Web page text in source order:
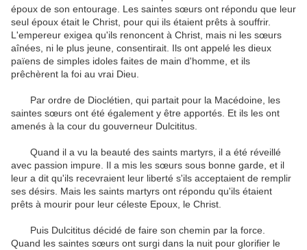
époux de son entourage Les saintes sœurs ont répondu que leur
seul époux était le Christ pour qui ils étaient prêts à souffrir.
L'empereur exigea qu'ils renoncent à Christ mais ni les sœurs
aînées , ni le plus jeune consentirait Ils ont appelé les dieux
païens de simples idoles faites de main d'homme et ils
prêchèrent la foi au vrai Dieu
Par ordre de Dioclétien qui partait pour la Macédoine les
saintes sœurs ont été également y être apportés Et ils les ont
amenés à la cour du gouverneur Dulcititus
Quand il a vu la beauté des saints martyrs il a été réveillé
avec passion impure Il a mis les sœurs sous bonne garde et il
leur a dit qu'ils recevraient leur liberté s'ils acceptaient de remplir
ses désirs Mais les saints martyrs ont répondu qu'ils étaient
prêts à mourir pour leur céleste Epoux , le Christ
Puis Dulcititus décidé de faire son chemin par la force.
Quand les saintes sœurs ont surgi dans la nuit pour glorifier le